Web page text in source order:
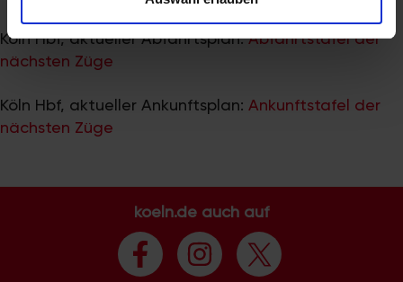
analysieren. Außerdem geben wir Informationen zu Ihrer
Verwendung unserer Website an unsere Partner für
soziale Medien, Werbung und Analysen weiter. Unsere
weiteren Daten zusammen, die Sie ihnen bereitgestellt
haben oder die sie im Rahmen Ihrer Nutzung der Dienste
Köln Hbf, aktueller Abfahrtsplan:Abfahrtstafel der
nächsten Züge
Köln Hbf, aktueller Ankunftsplan: Ankunftstafel der
nächsten Züge
koeln.de auch auf